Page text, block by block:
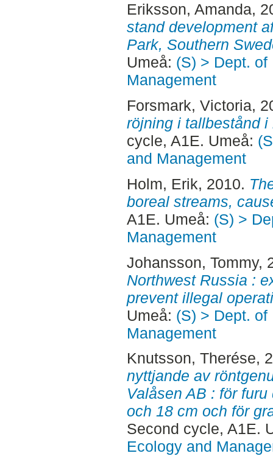
Eriksson, Amanda,
stand development
Park, Southern
Umeå: (S) > Dept.
Management
Forsmark, Victoria,
röjning i tallbestånd i
cycle, A1E. Umeå:
and Management
Holm, Erik, 2010.
boreal streams,
A1E. Umeå: (S) >
Management
Johansson, Tommy,
Northwest Russia :
prevent illegal
Umeå: (S) > Dept.
Management
Knutsson, Therése,
nyttjande av
Valåsen AB : för
och 18 cm och för
Second cycle, A1E.
Ecology and